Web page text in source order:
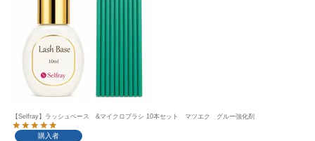
【Selfray】ラッシュベース &マイクロブラシ 10本セット マツエク グルー強化剤
購入者